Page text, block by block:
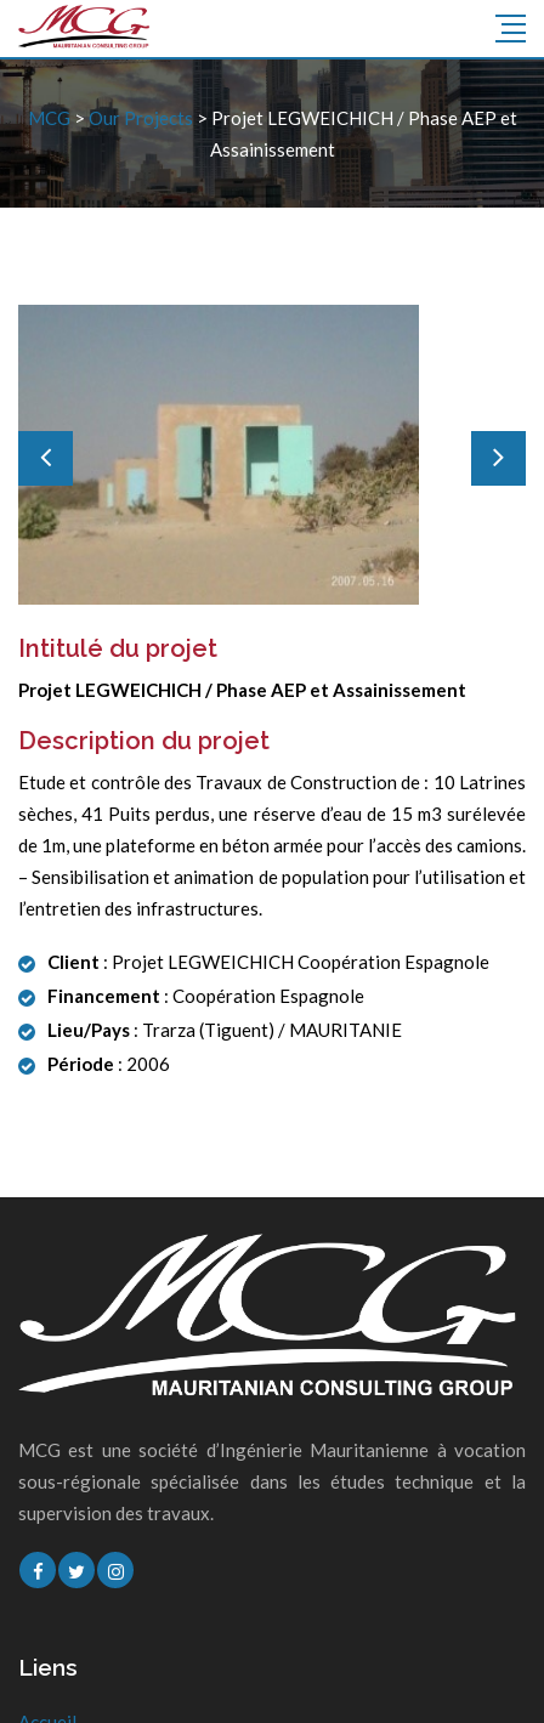
MCG >Our Projects > Projet LEGWEICHICH / Phase AEP et
Assainissement
Intitulé du projet
Projet LEGWEICHICH / Phase AEP et Assainissement
Description du projet
Etude et contrôle des Travaux de Construction de : 10 Latrines
sèches, 41 Puits perdus, une réserve d’eau de 15 m3 surélevée
de 1m, une plateforme en béton armée pour l’accès des camions.
– Sensibilisation et animation de population pour l’utilisation et
l’entretien des infrastructures.
Client : Projet LEGWEICHICH Coopération Espagnole
Financement : Coopération Espagnole
Lieu/Pays : Trarza (Tiguent) / MAURITANIE
Période : 2006
MCG est une société d’Ingénierie Mauritanienne à vocation
sous-régionale spécialisée dans les études technique et la
supervision des travaux.
Liens